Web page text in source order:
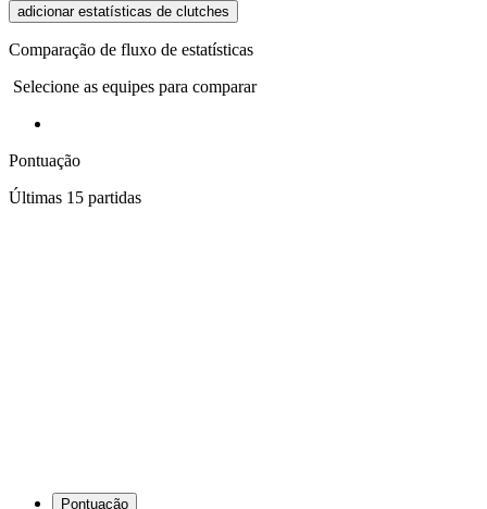
adicionar estatísticas de clutches
Comparação de fluxo de estatísticas
Selecione as equipes para comparar
Pontuação
Últimas 15 partidas
Pontuação